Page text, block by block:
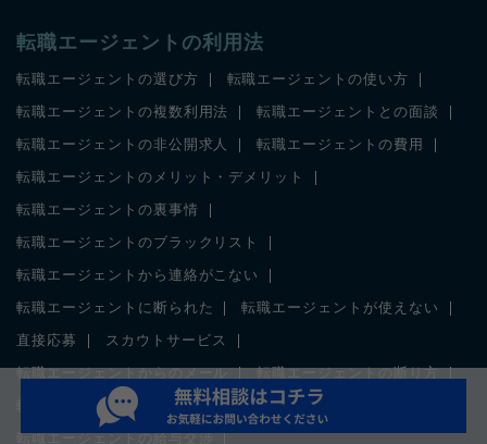
転職エージェントの利用法
転職エージェントの選び方 転職エージェントの使い方
転職エージェントの複数利用法 転職エージェントとの面談
転職エージェントの非公開求人 転職エージェントの費用
転職エージェントのメリット・デメリット
転職エージェントの裏事情
転職エージェントのブラックリスト
転職エージェントから連絡がこない
転職エージェントに断られた 転職エージェントが使えない
直接応募 スカウトサービス
転職エージェントとの電話面談